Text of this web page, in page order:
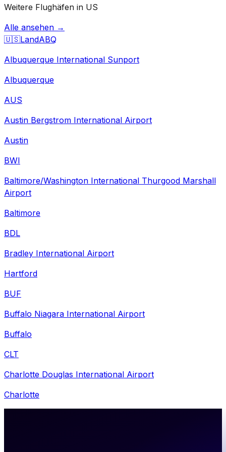
Weitere Flughäfen in US
Alle ansehen →
🇺🇸LandABQ
Albuquerque International Sunport
Albuquerque
AUS
Austin Bergstrom International Airport
Austin
BWI
Baltimore/Washington International Thurgood Marshall
Airport
Baltimore
BDL
Bradley International Airport
Hartford
BUF
Buffalo Niagara International Airport
Buffalo
CLT
Charlotte Douglas International Airport
Charlotte